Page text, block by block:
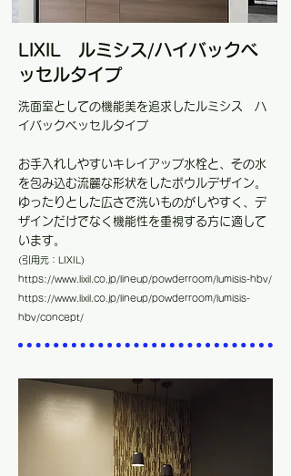
LIXIL ルミシス/ハイバックベ
ッセルタイプ
洗面室としての機能美を追求したルミシス ハ
イバックベッセルタイプ
​お手入れしやすいキレイアップ水栓と、その水
を包み込む流麗な形状をしたボウルデザイン。
ゆったりとした広さで洗いものがしやすく、デ
ザインだけでなく機能性を重視する方に適して
います。
(引用元：LIXIL )
https://www.lixil.co.jp/lineup/powderroom/lumisis-hbv/
https://www.lixil.co.jp/lineup/powderroom/lumisis-
hbv/concept/